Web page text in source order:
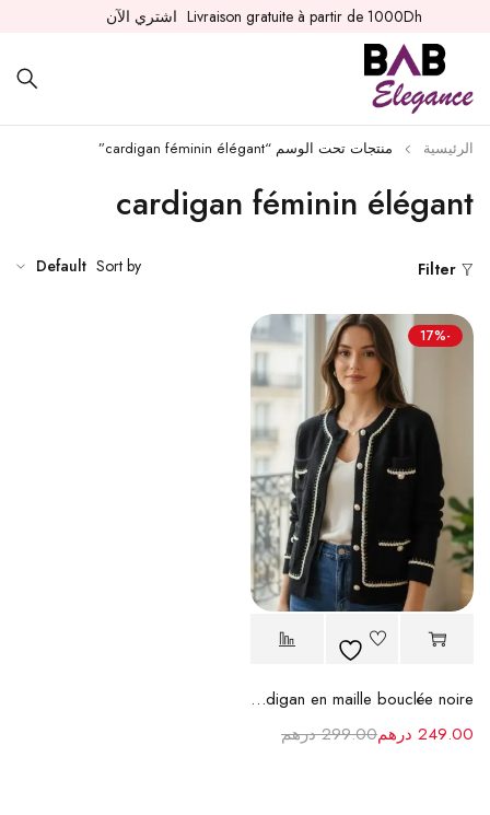
Livraison gratuite à partir de 1000Dh اشتري الآن
cardigan féminin élégant
الرئيسية منتجات تحت الوسم “cardigan féminin élégant”
Filter
Sort by
Default
-17%
Cardigan en maille bouclée noire
299.00 درهم 249.00 درهم